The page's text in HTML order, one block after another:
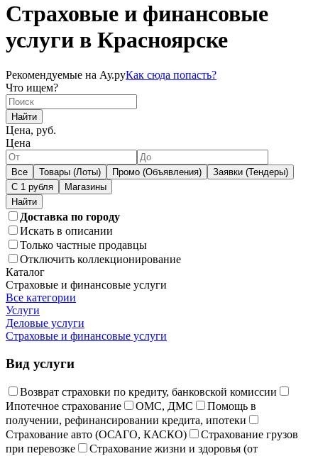
Страховые и финансовые
услуги в Красноярске
Рекомендуемые на Ау.руКак сюда попасть?
Что ищем?
Найти
Цена, руб.
Цена
Все Товары (Лоты) Промо (Объявления)
Заявки (Тендеры)
С 1 рубля
Магазины
Доставка по городу
Искать в описании
Только частные продавцы
Отключить коллекционирование
Каталог
Страховые и финансовые услуги
Все категории
Услуги
Деловые услуги
Страховые и финансовые услуги
Вид услуги
Возврат страховки по кредиту, банковской комиссии
Ипотечное страхование
ОМС, ДМС
Помощь в
получении, рефинансировании кредита, ипотеки
Страхование авто (ОСАГО, КАСКО)
Страхование грузов
при перевозке
Страхование жизни и здоровья (от